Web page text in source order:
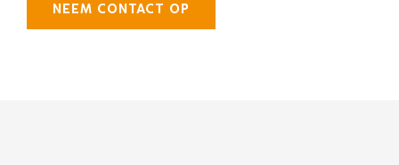
NEEM CONTACT OP